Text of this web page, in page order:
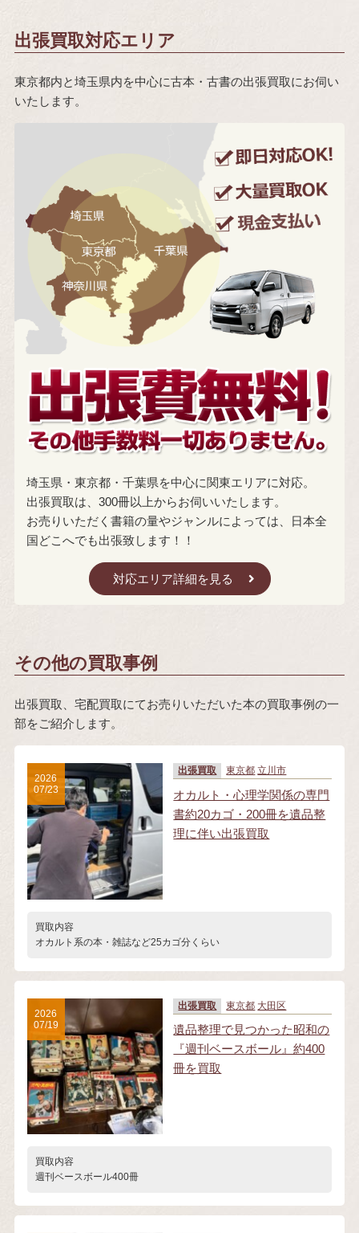
出張買取対応エリア
東京都内と埼玉県内を中心に古本・古書の出張買取にお伺い
いたします。
埼玉県・東京都・千葉県を中心に関東エリアに対応。
出張買取は、300冊以上からお伺いいたします。
お売りいただく書籍の量やジャンルによっては、日本全
国どこへでも出張致します！！
対応エリア詳細を見る
その他の買取事例
出張買取、宅配買取にてお売りいただいた本の買取事例の一
部をご紹介します。
出張買取 東京都 立川市
オカルト・心理学関係の専門
書約20カゴ・200冊を遺品整
理に伴い出張買取
買取内容
オカルト系の本・雑誌など25カゴ分くらい
2026
07/23
出張買取 東京都 大田区
遺品整理で見つかった昭和の
『週刊ベースボール』約400
冊を買取
買取内容
週刊ベースボール400冊
2026
07/19